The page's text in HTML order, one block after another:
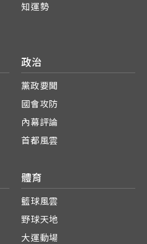
知運勢
政治
黨政要聞
國會攻防
內幕評論
首都風雲
體育
籃球風雲
野球天地
大運動場